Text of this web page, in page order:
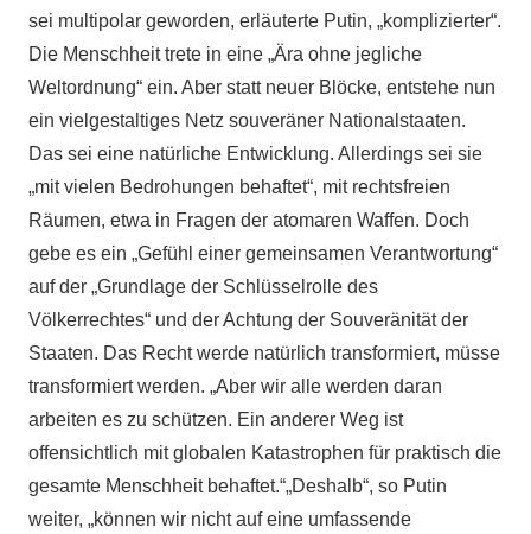
sei multipolar geworden, erläuterte Putin, „komplizierter“.
Die Menschheit trete in eine „Ära ohne jegliche
Weltordnung“ ein. Aber statt neuer Blöcke, entstehe nun
ein vielgestaltiges Netz souveräner Nationalstaaten.
Das sei eine natürliche Entwicklung. Allerdings sei sie
„mit vielen Bedrohungen behaftet“, mit rechtsfreien
Räumen, etwa in Fragen der atomaren Waffen. Doch
gebe es ein „Gefühl einer gemeinsamen Verantwortung“
auf der „Grundlage der Schlüsselrolle des
Völkerrechtes“ und der Achtung der Souveränität der
Staaten. Das Recht werde natürlich transformiert, müsse
transformiert werden. „Aber wir alle werden daran
arbeiten es zu schützen. Ein anderer Weg ist
offensichtlich mit globalen Katastrophen für praktisch die
gesamte Menschheit behaftet.“„Deshalb“, so Putin
weiter, „können wir nicht auf eine umfassende